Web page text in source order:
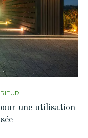
une utilisation